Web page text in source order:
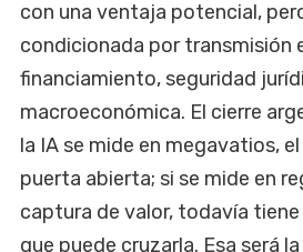
con una ventaja potencial,
condicionada por transmisión
financiamiento, seguridad
macroeconómica. El cierre
la IA se mide en megavatios,
puerta abierta; si se mide en
captura de valor, todavía
que puede cruzarla. Esa será